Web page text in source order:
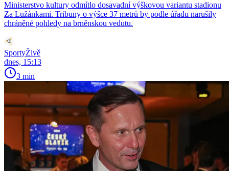
Ministerstvo kultury odmítlo dosavadní výškovou variantu stadionu
Za Lužánkami. Tribuny o výšce 37 metrů by podle úřadu narušily
chráněné pohledy na brněnskou vedutu.
SportyŽivě
dnes, 15:13
3 min